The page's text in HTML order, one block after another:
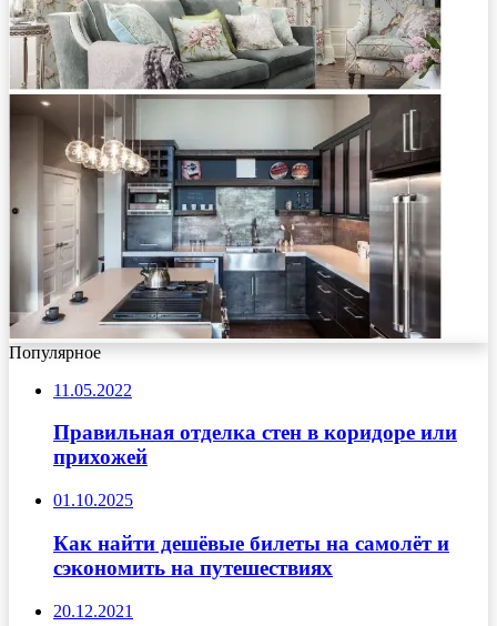
Популярное
11.05.2022
Правильная отделка стен в коридоре или
прихожей
01.10.2025
Как найти дешёвые билеты на самолёт и
сэкономить на путешествиях
20.12.2021